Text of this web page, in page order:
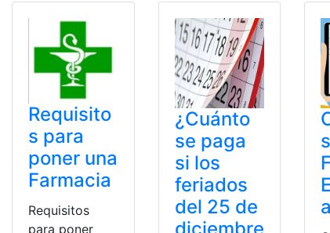
Requisito
s para
poner una
Farmacia
Requisitos
para poner
¿Cuánto
se paga
si los
feriados
del 25 de
a